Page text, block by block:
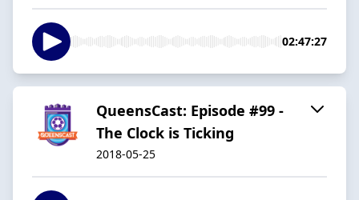
02:47:27
QueensCast: Episode #99 -
The Clock is Ticking
2018-05-25